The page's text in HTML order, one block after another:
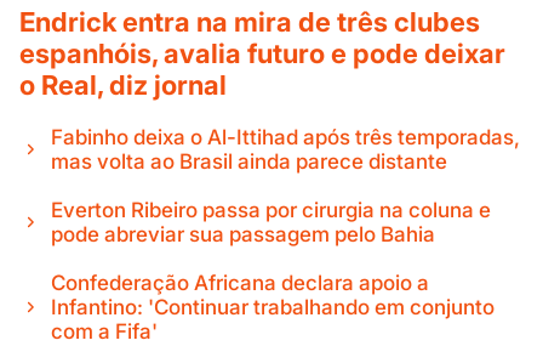
Endrick entra na mira de três clubes
espanhóis, avalia futuro e pode deixar
o Real, diz jornal
Fabinho deixa o Al-Ittihad após três temporadas,
mas volta ao Brasil ainda parece distante
Everton Ribeiro passa por cirurgia na coluna e
pode abreviar sua passagem pelo Bahia
Confederação Africana declara apoio a
Infantino: 'Continuar trabalhando em conjunto
com a Fifa'